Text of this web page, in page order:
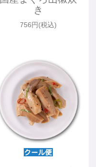
き
756円(税込)